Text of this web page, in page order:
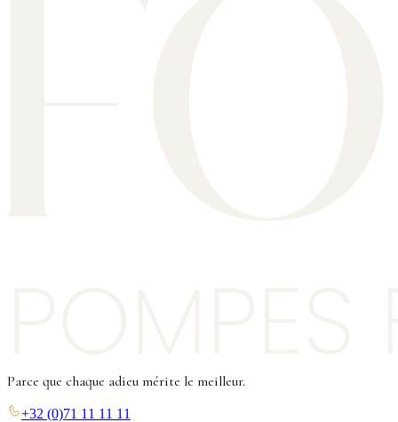
Parce que chaque adieu mérite le meilleur.
+32 (0)71 11 11 11